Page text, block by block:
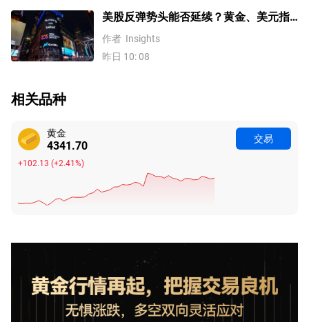
美股反弹势头能否延续？黄金、美元指
数、费半指数、纳指100技术分析
作者 Insights
昨日 10: 08
相关品种
黄金
4341.70
+102.13 (+2.41%)
交易